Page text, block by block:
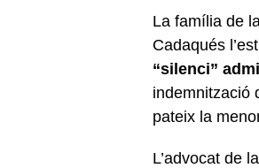
La família de
Cadaqués
“silenci”
indemnització
pateix la
L’advocat de